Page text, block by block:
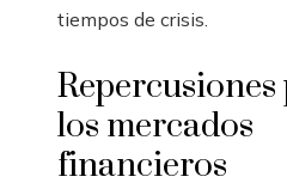
tiempos de crisis.
Repercusiones
los mercados
financieros